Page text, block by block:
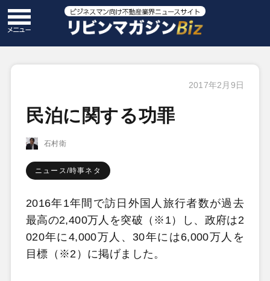
2017年2月9日
民泊に関する功罪
石村衛
ニュース/時事ネタ
2016年1年間で訪日外国人旅行者数が過去
最高の2,400万人を突破（※1）し、政府は2
020年に4,000万人、30年には6,000万人を
目標（※2）に掲げました。